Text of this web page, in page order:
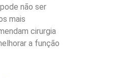
não ser
mais
cirurgia
a função